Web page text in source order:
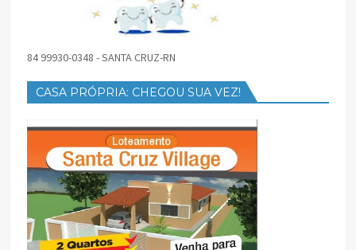
84 99930-0348 - SANTA CRUZ-RN
CASA PRÓPRIA: CHEGOU SUA VEZ!